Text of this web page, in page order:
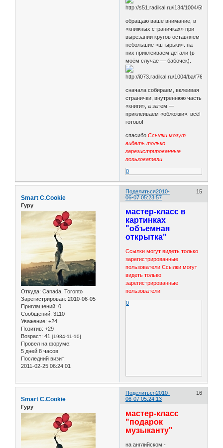
обращаю ваше внимание, в
«книжных страничках» при
вырезании кругов оставляем
небольшие «штырьки». на
них приклеиваем детали (в
моём случае — бабочек).
сначала собираем, вклеивая
странички, внутреннюю часть
«книги», а затем —
приклеиваем «обложки». всё!
готово!
спасибоСсылки могут
видеть только
зарегистрированные
пользователи
0
Поделиться 15
2010-
06-07 05:23:57
Smart C.Cookie
Гуру
Откуда: Canada, Toronto
Зарегистрирован: 2010-06-05
Приглашений: 0
Сообщений: 3110
Уважение: +24
Позитив: +29
Возраст: 41 [1984-11-10]
Провел на форуме:
5 дней 8 часов
Последний визит:
2011-02-25 06:24:01
мастер-класс в
картинках
"объемная
открытка"
Ссылки могут видеть только
зарегистрированные
пользователи Ссылки могут
видеть только
зарегистрированные
пользователи
0
Поделиться 16
2010-
06-07 05:24:13
Smart C.Cookie
Гуру
мастер-класс
"подарок
музыканту"
на английском -